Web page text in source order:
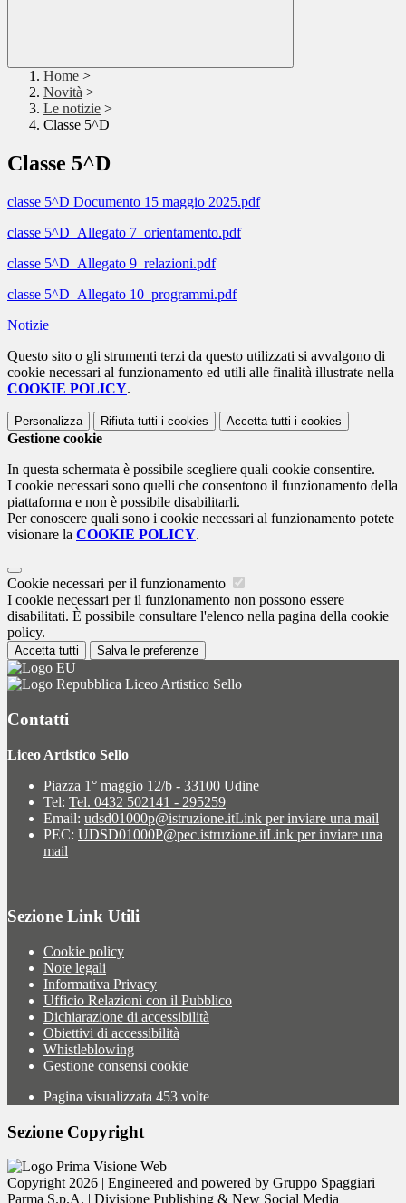
Home >
Novità >
Le notizie >
Classe 5^D
Classe 5^D
classe 5^D Documento 15 maggio 2025.pdf
classe 5^D_Allegato 7_orientamento.pdf
classe 5^D_Allegato 9_relazioni.pdf
classe 5^D_Allegato 10_programmi.pdf
Notizie
Questo sito o gli strumenti terzi da questo utilizzati si avvalgono di
cookie necessari al funzionamento ed utili alle finalità illustrate nella
COOKIE POLICY.
Personalizza Rifiuta tutti i cookies Accetta tutti i cookies
Gestione cookie
In questa schermata è possibile scegliere quali cookie consentire.
I cookie necessari sono quelli che consentono il funzionamento della
piattaforma e non è possibile disabilitarli.
Per conoscere quali sono i cookie necessari al funzionamento potete
visionare la COOKIE POLICY.
Cookie necessari per il funzionamento
I cookie necessari per il funzionamento non possono essere
disabilitati. È possibile consultare l'elenco nella pagina della cookie
policy.
Accetta tutti Salva le preferenze
Liceo Artistico Sello
Contatti
Liceo Artistico Sello
Piazza 1° maggio 12/b - 33100 Udine
Tel: Tel. 0432 502141 - 295259
Email: udsd01000p@istruzione.itLink per inviare una mail
PEC: UDSD01000P@pec.istruzione.itLink per inviare una
mail
Sezione Link Utili
Cookie policy
Note legali
Informativa Privacy
Ufficio Relazioni con il Pubblico
Dichiarazione di accessibilità
Obiettivi di accessibilità
Whistleblowing
Gestione consensi cookie
Pagina visualizzata 453 volte
Sezione Copyright
Copyright 2026 | Engineered and powered by Gruppo Spaggiari
Parma S.p.A. | Divisione Publishing & New Social Media